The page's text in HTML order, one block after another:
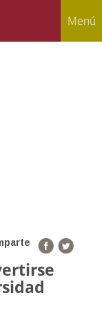
Menú